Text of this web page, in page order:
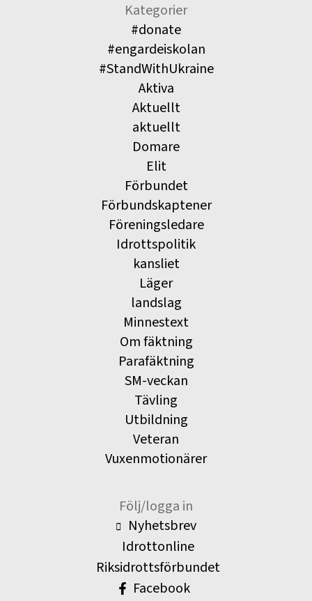
Kategorier
#donate
#engardeiskolan
#StandWithUkraine
Aktiva
Aktuellt
aktuellt
Domare
Elit
Förbundet
Förbundskaptener
Föreningsledare
Idrottspolitik
kansliet
Läger
landslag
Minnestext
Om fäktning
Parafäktning
SM-veckan
Tävling
Utbildning
Veteran
Vuxenmotionärer
Följ/logga in
Nyhetsbrev
Idrottonline
Riksidrottsförbundet
Facebook